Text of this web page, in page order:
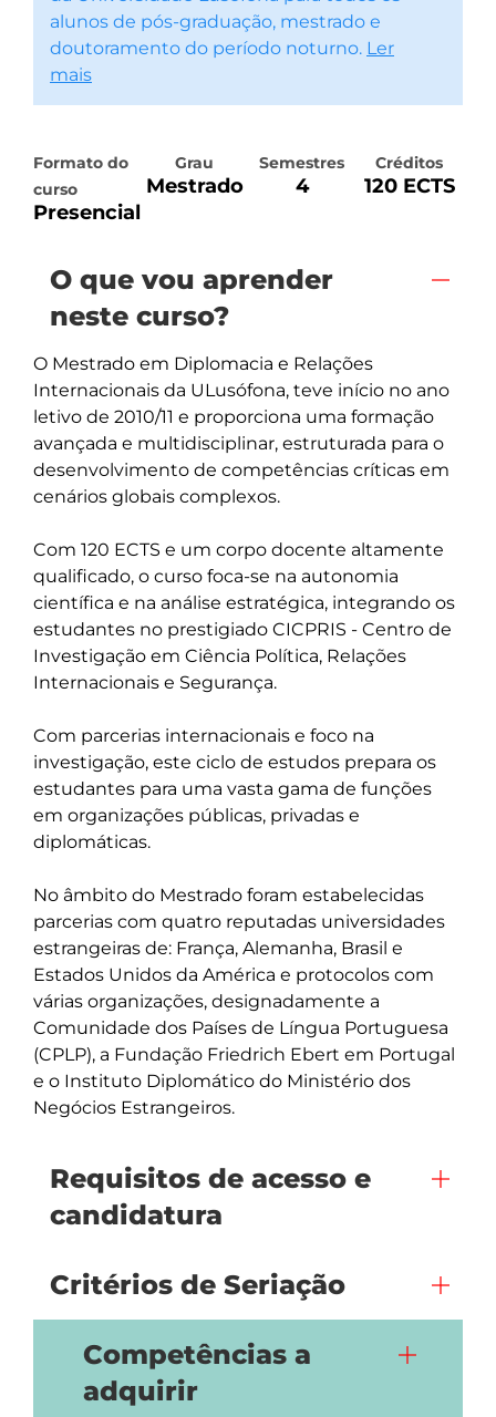
alunos de pós-graduação, mestrado e
doutoramento do período noturno. Ler
mais
Formato do
curso
Presencial
Grau
Mestrado
Semestres
4
Créditos
120 ECTS
O que vou aprender
neste curso?
O Mestrado em Diplomacia e Relações
Internacionais da ULusófona, teve início no ano
letivo de 2010/11 e proporciona uma formação
avançada e multidisciplinar, estruturada para o
desenvolvimento de competências críticas em
cenários globais complexos.
Com 120 ECTS e um corpo docente altamente
qualificado, o curso foca-se na autonomia
científica e na análise estratégica, integrando os
estudantes no prestigiado CICPRIS - Centro de
Investigação em Ciência Política, Relações
Internacionais e Segurança.
Com parcerias internacionais e foco na
investigação, este ciclo de estudos prepara os
estudantes para uma vasta gama de funções
em organizações públicas, privadas e
diplomáticas.
No âmbito do Mestrado foram estabelecidas
parcerias com quatro reputadas universidades
estrangeiras de: França, Alemanha, Brasil e
Estados Unidos da América e protocolos com
várias organizações, designadamente a
Comunidade dos Países de Língua Portuguesa
(CPLP), a Fundação Friedrich Ebert em Portugal
e o Instituto Diplomático do Ministério dos
Negócios Estrangeiros.
Requisitos de acesso e
candidatura
Critérios de Seriação
Competências a
adquirir